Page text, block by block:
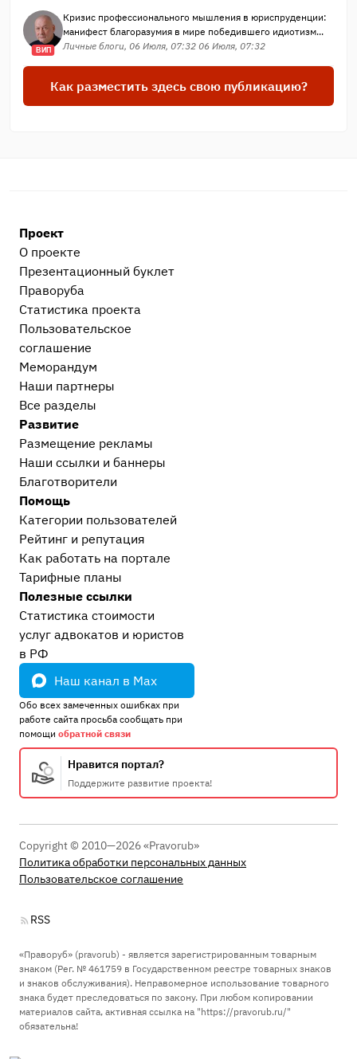
ВИП
Кризис профессионального мышления в юриспруденции:
манифест благоразумия в мире победившего идиотизм...
Личные блоги, 06 Июля, 07:32 06 Июля, 07:32
Как разместить здесь свою публикацию?
Проект
О проекте
Презентационный букл​ет
Праворуба
Статистика проекта
Пользовательское
соглашение
Меморандум
Наши партнеры
Все разделы
Развитие
Размещение рекламы
Наши ссылки и баннеры
Благотворители
Помощь
Категории пользователей
Рейтинг и репутация
Как работать на портале
Тарифные планы
Полезные ссылки
Статистика стоимости
услуг адвокатов и юристов
в РФ
Наш канал в Max
Обо всех замеченных ошибках при
работе сайта просьба сообщать при
помощи обратной связи
Нравится портал?
Поддержите развитие проекта!
Copyright © 2010—2026 «Pravorub»
Политика обработки персональных данных
Пользовательское соглашение
RSS
«Праворуб» (pravorub) - является зарегистрированным товарным
знаком (Рег. № 461759 в Государственном реестре товарных знаков
и знаков обслуживания). Неправомерное использование товарного
знака будет преследоваться по закону. При любом копировании
материалов сайта, активная ссылка на "https://pravorub.ru/"
обязательна!